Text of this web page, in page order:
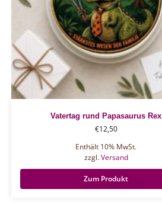
Vatertag rund Papasaurus Rex
€12,50
Enthält 10% MwSt.
zzgl.Versand
Zum Produkt